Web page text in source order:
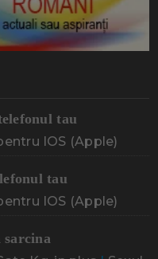
tau
IOS (Apple)
tau
IOS (Apple)